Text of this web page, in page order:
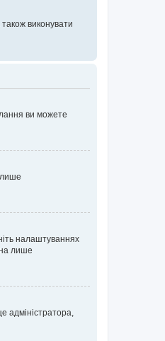
виконувати
ви можете
лише
налаштуваннях
лише
адміністратора,